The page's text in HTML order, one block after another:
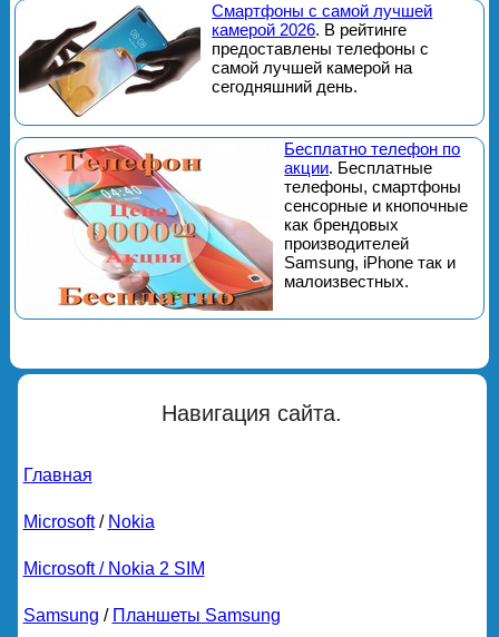
Смартфоны с самой лучшей
камерой 2026. В рейтинге
предоставлены телефоны с
самой лучшей камерой на
сегодняшний день.
Бесплатно телефон по
акции. Бесплатные
телефоны, смартфоны
сенсорные и кнопочные
как брендовых
производителей
Samsung, iPhone так и
малоизвестных.
Навигация сайта.
Главная
Microsoft/ Nokia
Microsoft / Nokia 2 SIM
Samsung / Планшеты Samsung